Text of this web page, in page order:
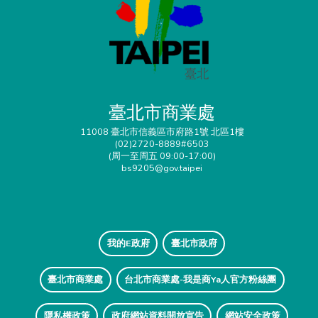
臺北市商業處
11008 臺北市信義區市府路1號 北區1樓
(02)2720-8889#6503
(周一至周五 09:00-17:00)
bs9205@gov.taipei
我的E政府 臺北市政府
臺北市商業處 台北市商業處-我是商Ya人官方粉絲團